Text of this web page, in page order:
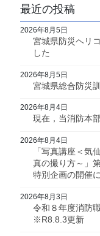
の
ペ
送
ー
ジ
最近の投稿
宮城県防災ヘリ
した
2026年8月5日
宮城県総合防災
2026年8月5日
現在，当消防本
2026年8月4日
「写真講座＜気
真の撮り方～」
特別企画の開催
2026年8月4日
令和８年度消防
※R8.8.3更新
2026年8月3日